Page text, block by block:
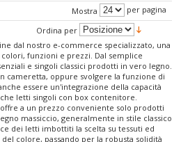
Mostra
per pagina
Ordina per
dal nostro e-commerce specializzato, una
funzioni e prezzi. Dal semplice
e singoli classici prodotti in vero legno.
cameretta, oppure svolgere la funzione di
essere un'integrazione della capacità
letti singoli con box contenitore.
a un prezzo conveniente solo prodotti
massiccio, generalmente in stile classico
dei letti imbottiti la scelta su tessuti ed
colore, passando per la robusta solidità